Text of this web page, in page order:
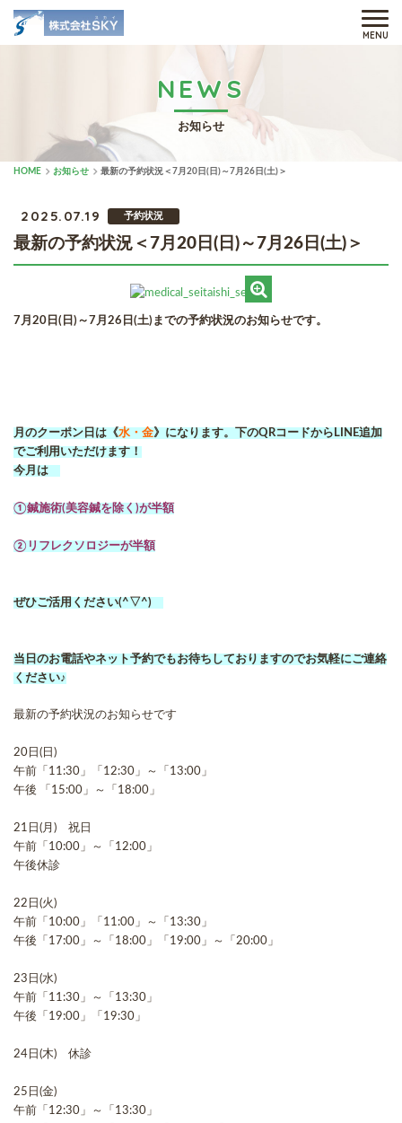
MENU
NEWS
お知らせ
HOME お知らせ 最新の予約状況＜7月20日(日)～7月26日(土)＞
2025.07.19 予約状況
最新の予約状況＜7月20日(日)～7月26日(土)＞
7月20日(日)～7月26日(土)までの予約状況のお知らせです。
月のクーポン日は《水・金》になります。下のQRコードからLINE追加
でご利用いただけます！
今月は
①鍼施術(美容鍼を除く)が半額
②リフレクソロジーが半額
ぜひご活用ください(^▽^)
当日のお電話やネット予約でもお待ちしておりますのでお気軽にご連絡
ください♪
最新の予約状況のお知らせです
20日(日)
午前「11:30」「12:30」～「13:00」
午後 「15:00」～「18:00」
21日(月) 祝日
午前「10:00」～「12:00」
午後休診
22日(火)
午前「10:00」「11:00」～「13:30」
午後「17:00」～「18:00」「19:00」～「20:00」
23日(水)
午前「11:30」～「13:30」
午後「19:00」「19:30」
24日(木) 休診
25日(金)
午前「12:30」～「13:30」